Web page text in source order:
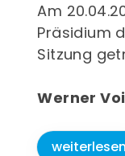
Am
Präsidium
Sitzung
Werner
weiterlesen